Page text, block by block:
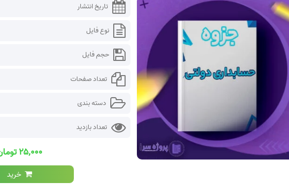
تاریخ انتشار
نوع فایل
حجم فایل
تعداد صفحات
دسته بندی
تعداد بازدید
۲۵,۰۰۰ تومان
خرید